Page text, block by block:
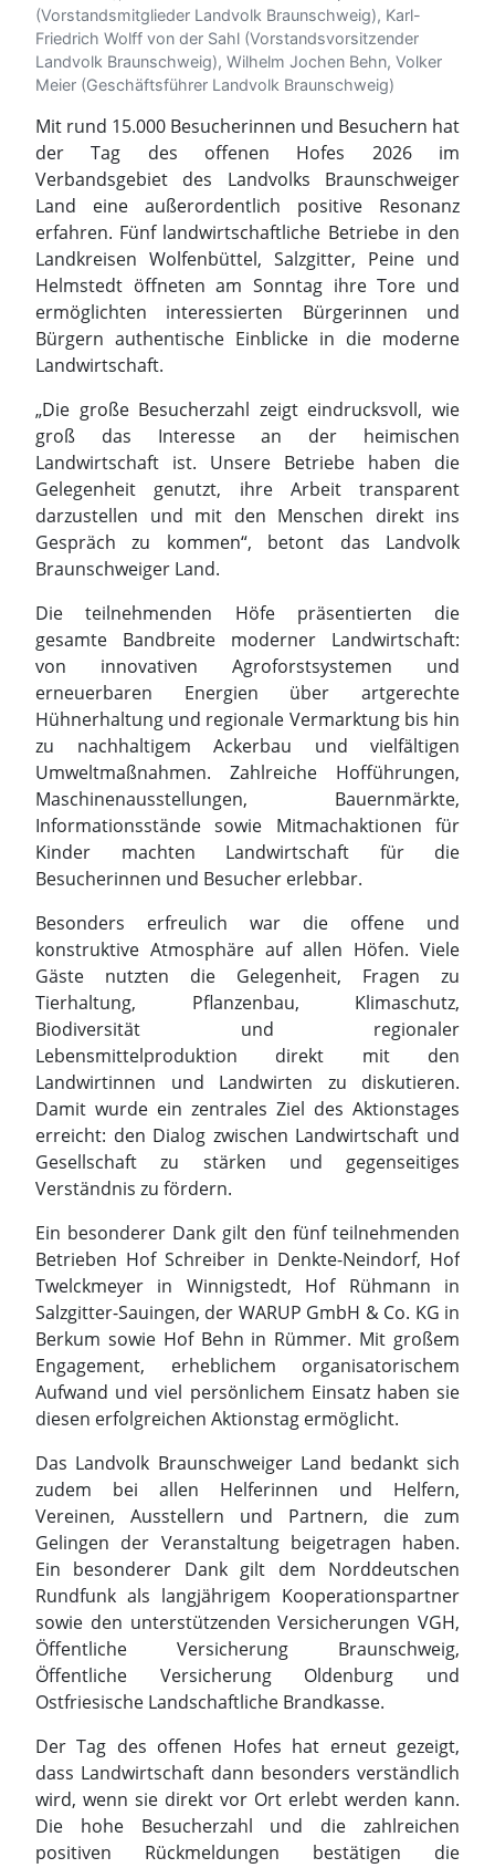
Verbandsgebiet des Landvolks Braunschweiger
Land eine außerordentlich positive Resonanz
erfahren. Fünf landwirtschaftliche Betriebe in den
Helmstedt öffneten am Sonntag ihre Tore und
ermöglichten interessierten Bürgerinnen und
Bürgern authentische Einblicke in die moderne
Landwirtschaft.
„Die große Besucherzahl zeigt eindrucksvoll, wie
groß das Interesse an der heimischen
Landwirtschaft ist. Unsere Betriebe haben die
Gelegenheit genutzt, ihre Arbeit transparent
darzustellen und mit den Menschen direkt ins
Braunschweiger Land.
Die teilnehmenden Höfe präsentierten die
gesamte Bandbreite moderner Landwirtschaft:
von innovativen Agroforstsystemen und
erneuerbaren Energien über artgerechte
Hühnerhaltung und regionale Vermarktung bis hin
Umweltmaßnahmen. Zahlreiche Hofführungen,
Maschinenausstellungen, Bauernmärkte,
Informationsstände sowie Mitmachaktionen für
Kinder machten Landwirtschaft für die
Besucherinnen und Besucher erlebbar.
Besonders erfreulich war die offene und
konstruktive Atmosphäre auf allen Höfen. Viele
Gäste nutzten die Gelegenheit, Fragen zu
Tierhaltung, Pflanzenbau, Klimaschutz,
Biodiversität und regionaler
Landwirtinnen und Landwirten zu diskutieren.
Damit wurde ein zentrales Ziel des Aktionstages
erreicht: den Dialog zwischen Landwirtschaft und
Gesellschaft zu stärken und gegenseitiges
Verständnis zu fördern.
Ein besonderer Dank gilt den fünf teilnehmenden
Betrieben Hof Schreiber in Denkte-Neindorf, Hof
Twelckmeyer in Winnigstedt, Hof Rühmann in
Salzgitter-Sauingen, der WARUP GmbH & Co. KG in
Berkum sowie Hof Behn in Rümmer. Mit großem
Aufwand und viel persönlichem Einsatz haben sie
diesen erfolgreichen Aktionstag ermöglicht.
Das Landvolk Braunschweiger Land bedankt sich
zudem bei allen Helferinnen und Helfern,
Vereinen, Ausstellern und Partnern, die zum
Gelingen der Veranstaltung beigetragen haben.
Ein besonderer Dank gilt dem Norddeutschen
sowie den unterstützenden Versicherungen VGH,
Öffentliche Versicherung Braunschweig,
Öffentliche Versicherung Oldenburg und
Ostfriesische Landschaftliche Brandkasse.
Der Tag des offenen Hofes hat erneut gezeigt,
dass Landwirtschaft dann besonders verständlich
wird, wenn sie direkt vor Ort erlebt werden kann.
Die hohe Besucherzahl und die zahlreichen
positiven Rückmeldungen bestätigen die
für zukünftige Veranstaltungen.
Mitgliederversammlung des
Landvolkverbandes Braunschweiger Land: